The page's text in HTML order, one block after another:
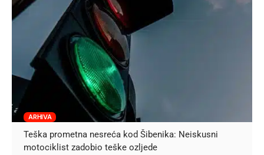
ARHIVA
Teška prometna nesreća kod Šibenika: Neiskusni
motociklist zadobio teške ozljede